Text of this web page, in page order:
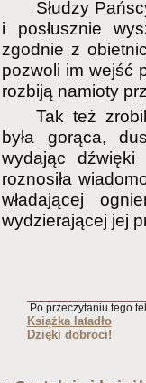
Słudzy
i posłusznie
zgodnie z
pozwoli im wejść
rozbiją namioty
Tak też
była gorąca,
wydając
roznosiła
władającej
wydzierającej jej
Po przeczytaniu tego
Książka latadło
Dzięki dobroci!